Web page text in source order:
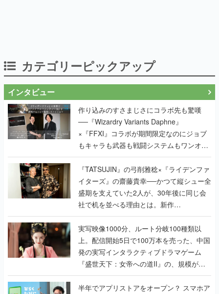
カテゴリーピックアップ
インタビュー
作り込みのすさまじさにコラボ先も驚嘆
──『Wizardry Variants Daphne』
×『FFXI』コラボが期間限定なのにジョブ
もキャラも武器も戦闘システムもワンオフ
で作り込まれた理由を両ディレクターに聞
く
『TATSUJIN』の弓削雅稔×『ライデンファ
イターズ』の齋藤貴幸──かつて縦シュー全
盛期を支えていた2人が、30年後に同じ会
社で机を並べる理由とは。新作
『TATSUJIN EXTREME』で初タッグを組
んだレジェンド2人に訊く開発秘話
実写映像1000分、ルート分岐100種類以
上。配信開始5日で100万本を売った、中国
発の実写インタラクティブドラマゲーム
『盛世天下：女帝への道II』の、規模が違
うこだわりをプロデューサーに聞いた
半年でアプリストアをオープン？ スマホア